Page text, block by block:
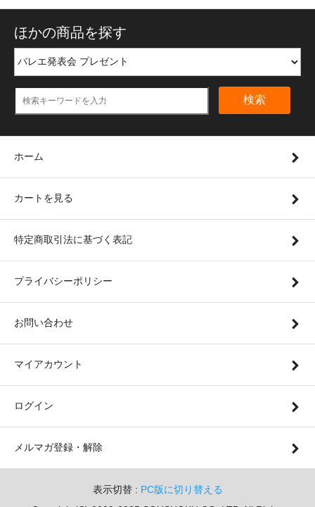
ほかの商品を探す
検索
ホーム
カートを見る
特定商取引法に基づく表記
プライバシーポリシー
お問い合わせ
マイアカウント
ログイン
メルマガ登録・解除
表示切替 : PC版に切り替える